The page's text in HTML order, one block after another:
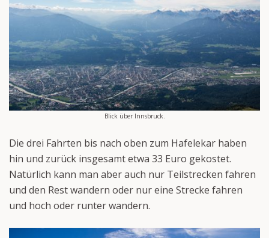
Blick über Innsbruck.
Die drei Fahrten bis nach oben zum Hafelekar haben
hin und zurück insgesamt etwa 33 Euro gekostet.
Natürlich kann man aber auch nur Teilstrecken fahren
und den Rest wandern oder nur eine Strecke fahren
und hoch oder runter wandern.